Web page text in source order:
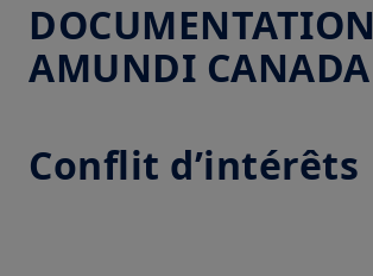
DOCUMENTATION
AMUNDI CANADA
Conflit d’intérêts